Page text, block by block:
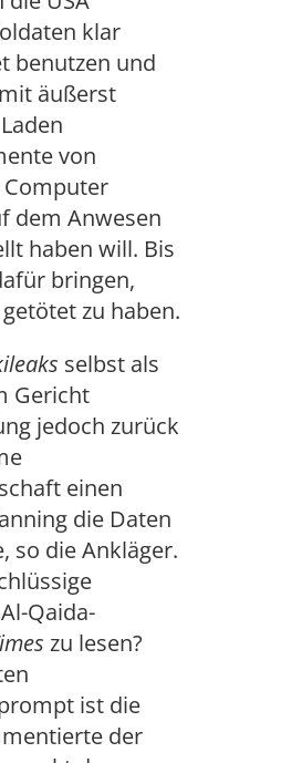
klar
benutzen und
äußerst
von
dem Anwesen
haben will. Bis
bringen,
zu haben.
selbst als
Gericht
jedoch zurück
einen
die Daten
so die Ankläger.
Qaida-
zu lesen?
ist die
der